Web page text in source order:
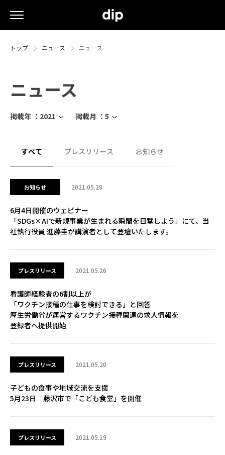
トップ ニュース ニュース
ニュース
掲載年 ： 2021 掲載月 ： 5
すべて プレスリリース お知らせ
お知らせ 2021.05.28
6月4日開催のウェビナー
「SDGs×AIで新規事業が生まれる瞬間を目撃しよう」にて、当
社執行役員 進藤圭が講演者として登壇いたします。
プレスリリース 2021.05.26
看護師経験者の6割以上が
「ワクチン接種の仕事を検討できる」と回答
厚生労働省が運営するワクチン接種関連の求人情報を
登録者へ提供開始
プレスリリース 2021.05.20
子どもの食事や地域交流を支援
5月23日 藤沢市で「こども食堂」を開催
プレスリリース 2021.05.19